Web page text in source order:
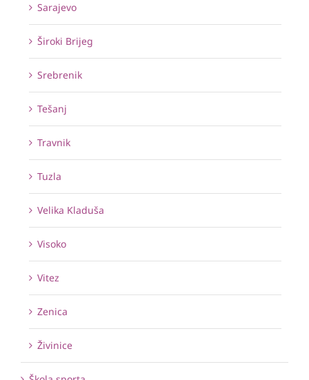
Sarajevo
Široki Brijeg
Srebrenik
Tešanj
Travnik
Tuzla
Velika Kladuša
Visoko
Vitez
Zenica
Živinice